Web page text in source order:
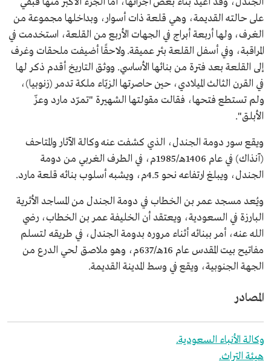
على حالته القديمة، وهي قلعة ذات أسوار، وبداخلها مجموعة من
الغرف، ولها أربعة أبراج في الجهات الأربع من القلعة، استخدمت في
المراقبة، وفي أسفل القلعة بئر عميقة. ولاحقًا أضيفت ملحقات وغرف
إلى القلعة بعد فترة من بنائها الأساسي. ووثق التاريخ أقدم ذكر لها
في القرن الثالث الميلادي، حين حاصرتها الزبّاء ملكة تدمر (زنوبيا)،
ولم تستطع فتحها، فقالت مقولتها الشهيرة "تمرّد مارد وعزّ
الأبلق".
ويقع سور دومة الجندل، الذي كشفت عنه وكالة الآثار والمتاحف
(آنذاك) في عام 1406هـ/1985م، في الطرف الغربي من دومة
الجندل، ويبلغ ارتفاعه نحو 4.5م، ويشبه أسلوب بنائه قلعة مارد.
ويُعد مسجد عمر بن الخطاب في دومة الجندل من المساجد الأثرية
البارزة في السعودية، ويعتقد أن الخليفة عمر بن الخطاب، رضي
الله عنه، أمر ببنائه أثناء مروره بدومة الجندل، في طريقه لتسلم
مفاتيح بيت المقدس عام 16هـ/637م، وهو ملاصق لحي الدرع من
الجهة الجنوبية، ويقع في وسط المدينة القديمة.
المصادر
وكالة الأنباء السعودية.
هيئة التراث.